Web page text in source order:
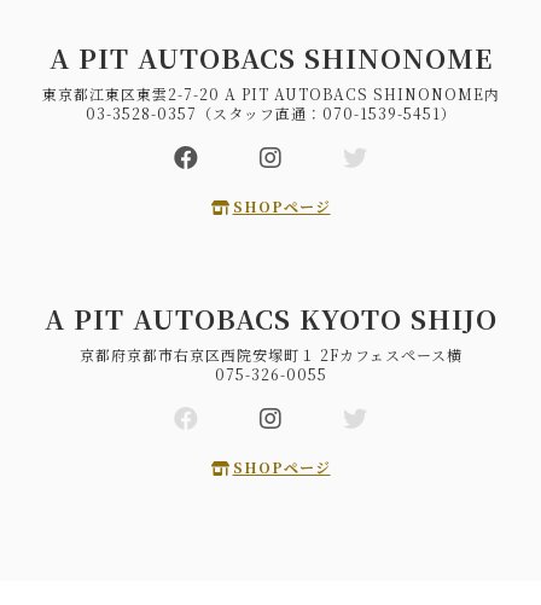
A PIT AUTOBACS SHINONOME
東京都江東区東雲2-7-20 A PIT AUTOBACS SHINONOME内
03-3528-0357（スタッフ直通：070-1539-5451）
SHOPページ
A PIT AUTOBACS KYOTO SHIJO
京都府京都市右京区西院安塚町１ 2Fカフェスペース横
075-326-0055
SHOPページ